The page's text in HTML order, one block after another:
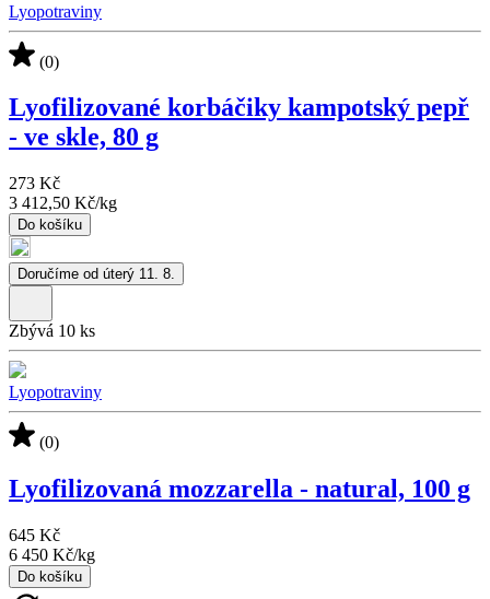
Lyopotraviny
(0)
Lyofilizované korbáčiky kampotský pepř
- ve skle, 80 g
273 Kč
3 412,50 Kč/kg
Do košíku
Doručíme od úterý 11. 8.
Zbývá 10 ks
Lyopotraviny
(0)
Lyofilizovaná mozzarella - natural, 100 g
645 Kč
6 450 Kč/kg
Do košíku